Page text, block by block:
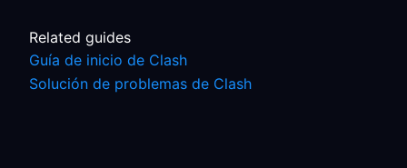
Related guides
Guía de inicio de Clash
Solución de problemas de Clash